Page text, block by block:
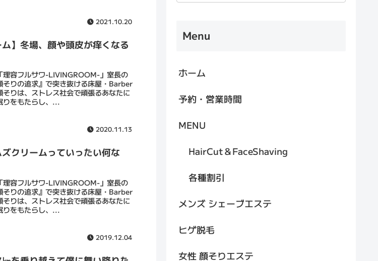
2021.10.20
】冬場、顔や頭皮が痒くなる
理容フルサワ-LIVINGROOM-」室長の
そりの追求』で突き抜ける床屋・Barber
りは、ストレス社会で頑張るあなたに
りをもたらし、...
2020.11.13
クリームっていったい何な
理容フルサワ-LIVINGROOM-」室長の
そりの追求』で突き抜ける床屋・Barber
りは、ストレス社会で頑張るあなたに
りをもたらし、...
2019.12.04
Menu
ホーム
予約・営業時間
MENU
HairCut＆FaceShaving
各種割引
メンズ シェーブエステ
ヒゲ脱毛
女性 顔そりエステ